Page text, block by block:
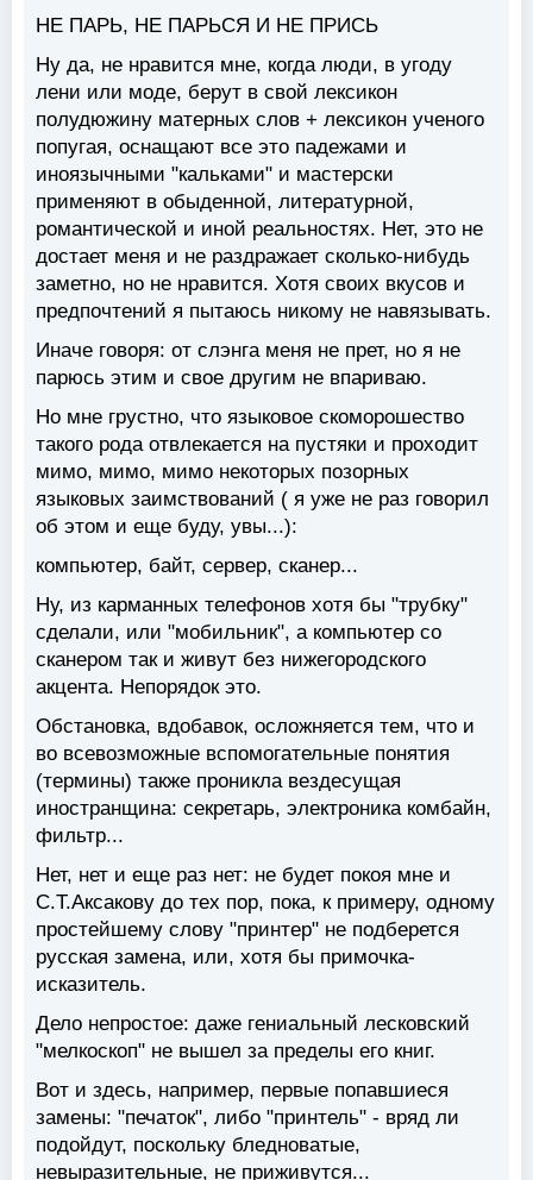
НЕ ПАРЬ, НЕ ПАРЬСЯ И НЕ ПРИСЬ
Ну да, не нравится мне, когда люди, в угоду
лени или моде, берут в свой лексикон
полудюжину матерных слов + лексикон ученого
попугая, оснащают все это падежами и
иноязычными "кальками" и мастерски
применяют в обыденной, литературной,
романтической и иной реальностях. Нет, это не
достает меня и не раздражает сколько-нибудь
заметно, но не нравится. Хотя своих вкусов и
предпочтений я пытаюсь никому не навязывать.
Иначе говоря: от слэнга меня не прет, но я не
парюсь этим и свое другим не впариваю.
Но мне грустно, что языковое скоморошество
такого рода отвлекается на пустяки и проходит
мимо, мимо, мимо некоторых позорных
языковых заимствований ( я уже не раз говорил
об этом и еще буду, увы...):
компьютер, байт, сервер, сканер...
Ну, из карманных телефонов хотя бы "трубку"
сделали, или "мобильник", а компьютер со
сканером так и живут без нижегородского
акцента. Непорядок это.
Обстановка, вдобавок, осложняется тем, что и
во всевозможные вспомогательные понятия
(термины) также проникла вездесущая
иностранщина: секретарь, электроника комбайн,
фильтр...
Нет, нет и еще раз нет: не будет покоя мне и
С.Т.Аксакову до тех пор, пока, к примеру, одному
простейшему слову "принтер" не подберется
русская замена, или, хотя бы примочка-
исказитель.
Дело непростое: даже гениальный лесковский
"мелкоскоп" не вышел за пределы его книг.
Вот и здесь, например, первые попавшиеся
замены: "печаток", либо "принтель" - вряд ли
подойдут, поскольку бледноватые,
невыразительные, не приживутся...